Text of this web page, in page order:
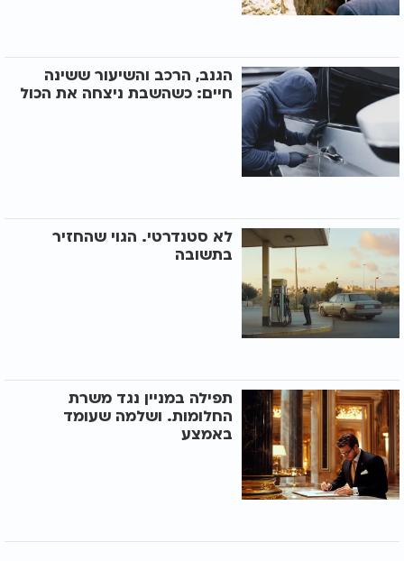
הגנב, הרכב והשיעור ששינה
חיים: כשהשבת ניצחה את הכול
לא סטנדרטי. הגוי שהחזיר
בתשובה
תפילה במניין נגד משרת
החלומות. ושלמה שעומד
באמצע